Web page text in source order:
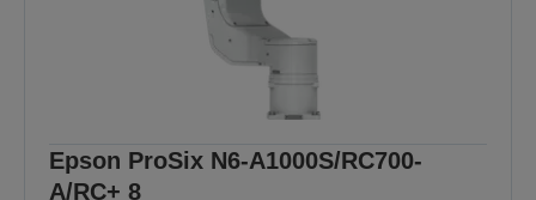
Epson ProSix N6-A1000S/RC700-
A/RC+ 8